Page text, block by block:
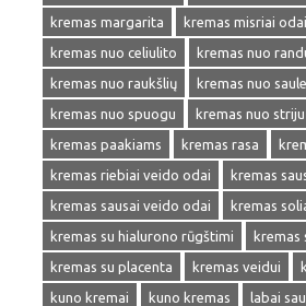
kremas margarita
kremas misriai odai
kremas nuo celiulito
kremas nuo
kremas nuo raukšlių
kremas nuo
kremas nuo spuogu
kremas nuo striju
kremas paakiams
kremas rasa
kremas riebiai veido odai
kremas
kremas sausai veido odai
kremas
kremas su hialurono rūgštimi
kremas
kremas su placenta
kremas veidui
kuno kremai
kuno kremas
labai